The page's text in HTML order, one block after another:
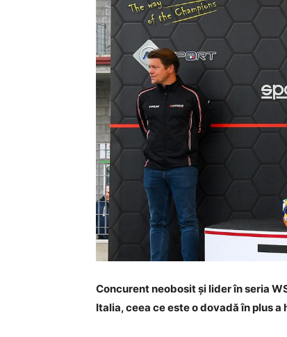
Concurent neobosit și lider în seria
Italia, ceea ce este o dovadă în plus